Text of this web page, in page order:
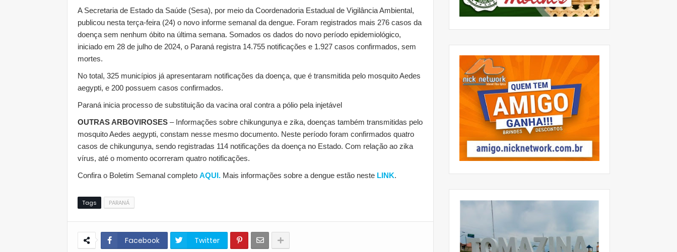
A Secretaria de Estado da Saúde (Sesa), por meio da Coordenadoria Estadual de Vigilância Ambiental,
publicou nesta terça-feira (24) o novo informe semanal da dengue. Foram registrados mais 276 casos da
doença sem nenhum óbito na última semana. Somados os dados do novo período epidemiológico,
iniciado em 28 de julho de 2024, o Paraná registra 14.755 notificações e 1.927 casos confirmados, sem
mortes.
No total, 325 municípios já apresentaram notificações da doença, que é transmitida pelo mosquito Aedes
aegypti, e 200 possuem casos confirmados.
Paraná inicia processo de substituição da vacina oral contra a pólio pela injetável
OUTRAS ARBOVIROSES – Informações sobre chikungunya e zika, doenças também transmitidas pelo
mosquito Aedes aegypti, constam nesse mesmo documento. Neste período foram confirmados quatro
casos de chikungunya, sendo registradas 114 notificações da doença no Estado. Com relação ao zika
vírus, até o momento ocorreram quatro notificações.
Confira o Boletim Semanal completo AQUI. Mais informações sobre a dengue estão neste LINK.
Tags PARANÁ
Facebook Twitter